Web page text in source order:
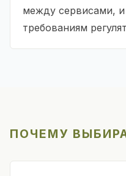
между сервисами, и
требованиям
ПОЧЕМУ